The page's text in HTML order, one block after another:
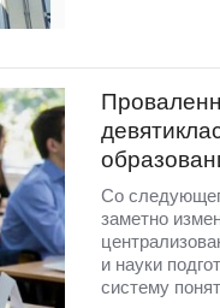
Со
заметно
и науки
систему